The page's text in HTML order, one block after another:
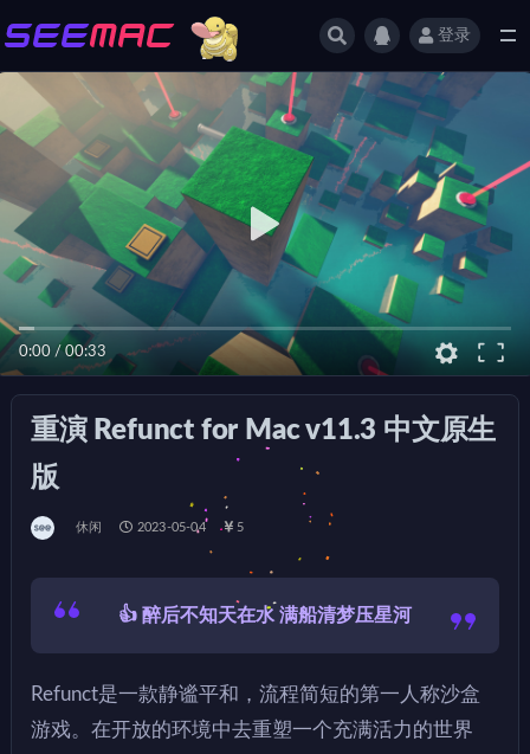
登录
0:00 / 00:33
重演 Refunct for Mac v11.3 中文原生
版
休闲 2023-05-04 5
👍 醉后不知天在水 满船清梦压星河
Refunct是一款静谧平和，流程简短的第一人称沙盒
游戏。在开放的环境中去重塑一个充满活力的世界